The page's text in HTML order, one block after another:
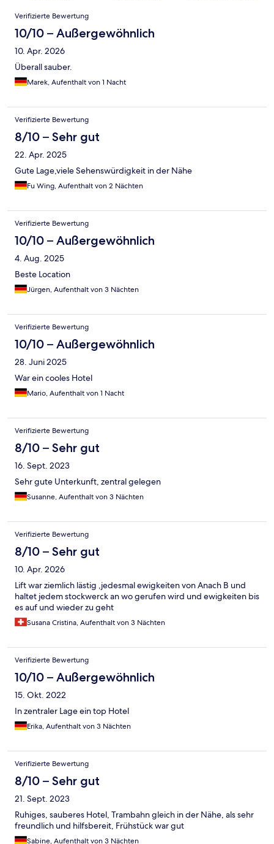
Bewertungen
Verifizierte Bewertung
10/10 – Außergewöhnlich
10. Apr. 2026
Überall sauber.
Marek, Aufenthalt von 1 Nacht
Verifizierte Bewertung
8/10 – Sehr gut
22. Apr. 2025
Gute Lage,viele Sehenswürdigkeit in der Nähe
Fu Wing, Aufenthalt von 2 Nächten
Verifizierte Bewertung
10/10 – Außergewöhnlich
4. Aug. 2025
Beste Location
Jürgen, Aufenthalt von 3 Nächten
Verifizierte Bewertung
10/10 – Außergewöhnlich
28. Juni 2025
War ein cooles Hotel
Mario, Aufenthalt von 1 Nacht
Verifizierte Bewertung
8/10 – Sehr gut
16. Sept. 2023
Sehr gute Unterkunft, zentral gelegen
Susanne, Aufenthalt von 3 Nächten
Verifizierte Bewertung
8/10 – Sehr gut
10. Apr. 2026
Lift war ziemlich lästig ,jedesmal ewigkeiten von Anach B und
haltet jedem stockwerck an wo gerufen wird und ewigkeiten bis
es auf und wieder zu geht
Susana Cristina, Aufenthalt von 3 Nächten
Verifizierte Bewertung
10/10 – Außergewöhnlich
15. Okt. 2022
In zentraler Lage ein top Hotel
Erika, Aufenthalt von 3 Nächten
Verifizierte Bewertung
8/10 – Sehr gut
21. Sept. 2023
Ruhiges, sauberes Hotel, Trambahn gleich in der Nähe, als sehr
freundlich und hilfsbereit, Frühstück war gut
Sabine, Aufenthalt von 3 Nächten